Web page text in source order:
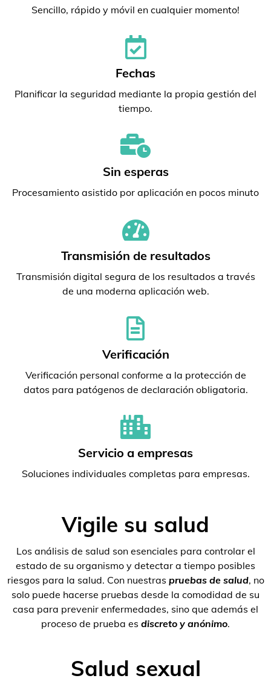
Sencillo, rápido y móvil en cualquier momento!
Fechas
Planificar la seguridad mediante la propia gestión del
tiempo.
Sin esperas
Procesamiento asistido por aplicación en pocos minuto
Transmisión de resultados
Transmisión digital segura de los resultados a través
de una moderna aplicación web.
Verificación
Verificación personal conforme a la protección de
datos para patógenos de declaración obligatoria.
Servicio a empresas
Soluciones individuales completas para empresas.
Vigile su salud
Los análisis de salud son esenciales para controlar el
estado de su organismo y detectar a tiempo posibles
riesgos para la salud. Con nuestras pruebas de salud, no
solo puede hacerse pruebas desde la comodidad de su
casa para prevenir enfermedades, sino que además el
proceso de prueba es discreto y anónimo.
Salud sexual